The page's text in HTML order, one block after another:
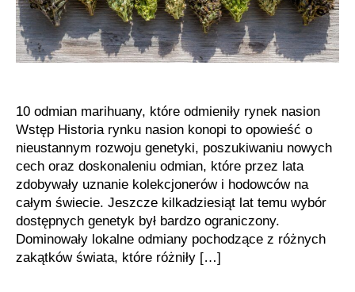
10 odmian marihuany, które odmieniły rynek nasion
Wstęp Historia rynku nasion konopi to opowieść o
nieustannym rozwoju genetyki, poszukiwaniu nowych
cech oraz doskonaleniu odmian, które przez lata
zdobywały uznanie kolekcjonerów i hodowców na
całym świecie. Jeszcze kilkadziesiąt lat temu wybór
dostępnych genetyk był bardzo ograniczony.
Dominowały lokalne odmiany pochodzące z różnych
zakątków świata, które różniły […]